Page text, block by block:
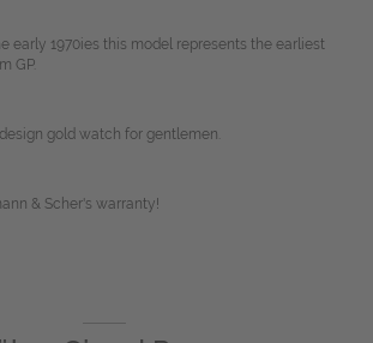
early 1970ies this model represents the earliest
GP.
gold watch for gentlemen.
& Scher's warranty!